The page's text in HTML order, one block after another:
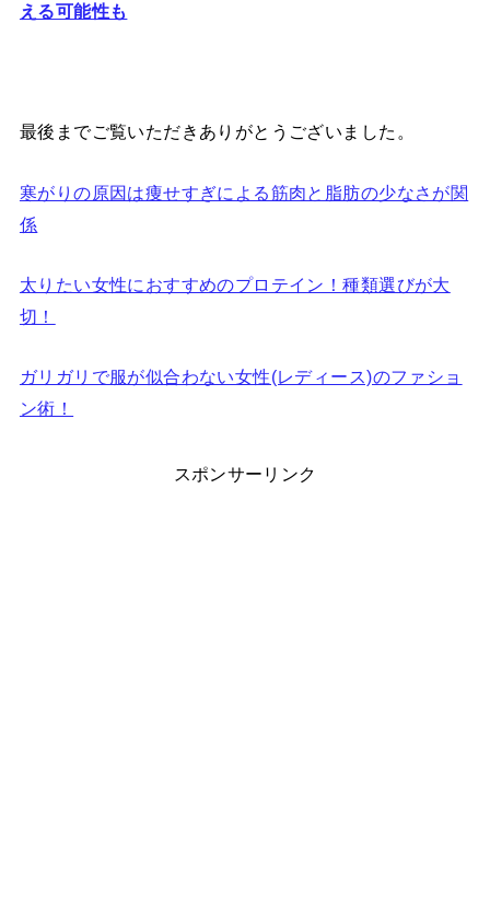
える可能性も
最後までご覧いただきありがとうございました。
寒がりの原因は痩せすぎによる筋肉と脂肪の少なさが関
係
太りたい女性におすすめのプロテイン！種類選びが大
切！
ガリガリで服が似合わない女性(レディース)のファショ
ン術！
スポンサーリンク